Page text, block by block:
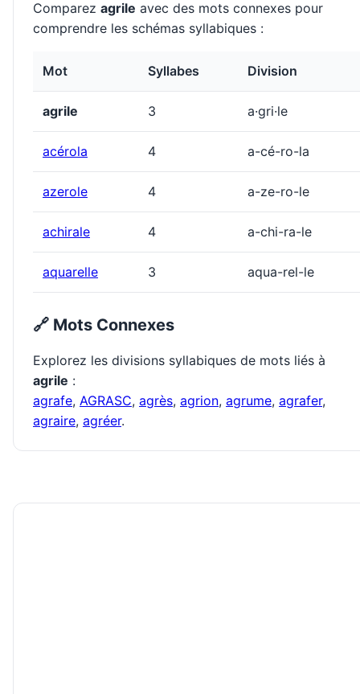
Comparez agrile avec des mots connexes pour
comprendre les schémas syllabiques :
Mot Syllabes Division
agrile 3 a·gri·le
acérola 4 a-cé-ro-la
azerole 4 a-ze-ro-le
achirale 4 a-chi-ra-le
aquarelle 3 aqua-rel-le
🔗 Mots Connexes
Explorez les divisions syllabiques de mots liés à
agrile :
agrafe, AGRASC, agrès, agrion, agrume, agrafer,
agraire, agréer.